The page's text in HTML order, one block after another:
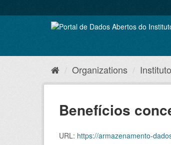
to
Organizations
Benefícios
URL: https://armazenamento-